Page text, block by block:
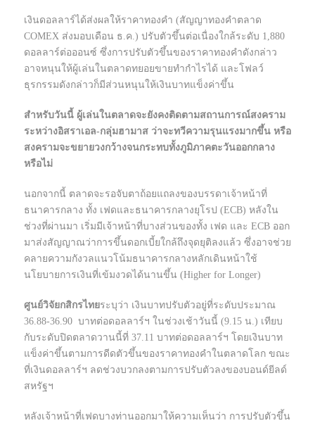
เงินดอลลาร์ได้ส่งผลให้ราคาทองคำ (สัญญาทองคำตลาด
COMEX ส่งมอบเดือน ธ.ค.) ปรับตัวขึ้นต่อเนื่องใกล้ระดับ 1,880
ดอลลาร์ต่อออนซ์ ซึ่งการปรับตัวขึ้นของราคาทองคำดังกล่าว
อาจหนุนให้ผู้เล่นในตลาดทยอยขายทำกำไรได้ และโฟลว์
ธุรกรรมดังกล่าวก็มีส่วนหนุนให้เงินบาทแข็งค่าขึ้น
สำหรับวันนี้ ผู้เล่นในตลาดจะยังคงติดตามสถานการณ์สงคราม
ระหว่างอิสราเอล-กลุ่มฮามาส ว่าจะทวีความรุนแรงมากขึ้น หรือ
สงครามจะขยายวงกว้างจนกระทบทั้งภูมิภาคตะวันออกกลาง
หรือไม่
นอกจากนี้ ตลาดจะรอจับตาถ้อยแถลงของบรรดาเจ้าหน้าที่
ธนาคารกลาง ทั้ง เฟดและธนาคารกลางยุโรป (ECB) หลังใน
ช่วงที่ผ่านมา เริ่มมีเจ้าหน้าที่บางส่วนของทั้ง เฟด และ ECB ออก
มาส่งสัญญาณว่าการขึ้นดอกเบี้ยใกล้ถึงจุดยุติลงแล้ว ซึ่งอาจช่วย
คลายความกังวลแนวโน้มธนาคารกลางหลักเดินหน้าใช้
นโยบายการเงินที่เข้มงวดได้นานขึ้น (Higher for Longer)
ศูนย์วิจัยกสิกรไทยระบุว่า เงินบาทปรับตัวอยู่ที่ระดับประมาณ
36.88-36.90 บาทต่อดอลลาร์ฯ ในช่วงเช้าวันนี้ (9.15 น.) เทียบ
กับระดับปิดตลาดวานนี้ที่ 37.11 บาทต่อดอลลาร์ฯ โดยเงินบาท
แข็งค่าขึ้นตามการดีดตัวขึ้นของราคาทองคำในตลาดโลก ขณะ
ที่เงินดอลลาร์ฯ ลดช่วงบวกลงตามการปรับตัวลงของบอนด์ยีลด์
สหรัฐฯ
หลังเจ้าหน้าที่เฟดบางท่านออกมาให้ความเห็นว่า การปรับตัวขึ้น